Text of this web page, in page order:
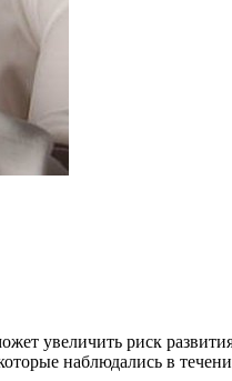
увеличить риск
наблюдались в